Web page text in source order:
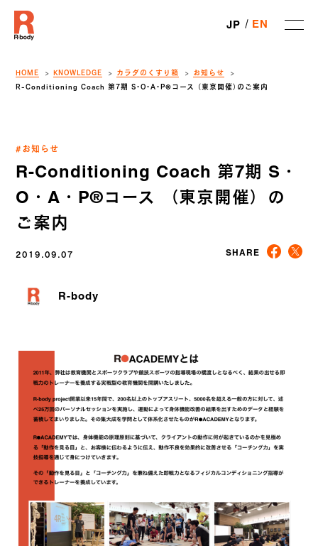
JP EN
HOME KNOWLEDGE カラダのくすり箱
お知らせ
R-Conditioning Coach 第7期 S・O・A・P®️コース （東京開催）のご案内
#お知らせ
R-Conditioning Coach 第7期 S・
O・A・P®️コース （東京開催）の
ご案内
2019.09.07 SHARE
R-body